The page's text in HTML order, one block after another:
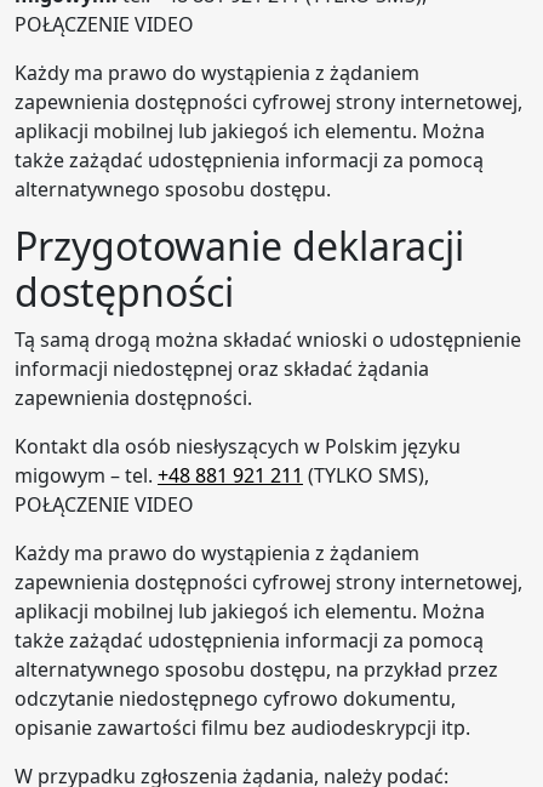
POŁĄCZENIE VIDEO
Każdy ma prawo do wystąpienia z żądaniem
zapewnienia dostępności cyfrowej strony internetowej,
aplikacji mobilnej lub jakiegoś ich elementu. Można
także zażądać udostępnienia informacji za pomocą
alternatywnego sposobu dostępu.
Przygotowanie deklaracji
dostępności
Tą samą drogą można składać wnioski o udostępnienie
informacji niedostępnej oraz składać żądania
zapewnienia dostępności.
Kontakt dla osób niesłyszących w Polskim języku
migowym – tel. +48 881 921 211 (TYLKO SMS),
POŁĄCZENIE VIDEO
Każdy ma prawo do wystąpienia z żądaniem
zapewnienia dostępności cyfrowej strony internetowej,
aplikacji mobilnej lub jakiegoś ich elementu. Można
także zażądać udostępnienia informacji za pomocą
alternatywnego sposobu dostępu, na przykład przez
odczytanie niedostępnego cyfrowo dokumentu,
opisanie zawartości filmu bez audiodeskrypcji itp.
W przypadku zgłoszenia żądania, należy podać: